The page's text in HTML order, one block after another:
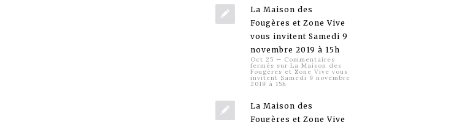
La Maison des
Fougères et Zone Vive
vous invitent Samedi 9
novembre 2019 à 15h
Oct 25 — Commentaires
fermés sur La Maison des
Fougères et Zone Vive vous
invitent Samedi 9 novembre
2019 à 15h
La Maison des
Fougères et Zone Vive